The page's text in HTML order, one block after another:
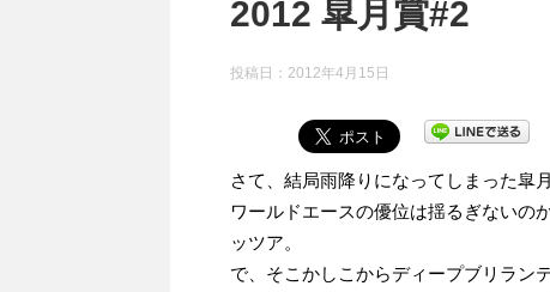
2012 皐月賞#2
投稿日： 2012年4月15日
さて、結局雨降りになってしまった皐月
ワールドエースの優位は揺るぎないの
ッツア。
で、そこかしこからディープブリラン